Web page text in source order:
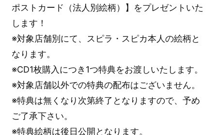
ポストカード（法人別絵柄）】をプレゼントいた
します！
※対象店舗別にて、スピラ・スピカ本人の絵柄と
なります。
※CD1枚購入につき1つ特典をお渡しいたします。
※対象店舗以外での特典の配布はございません。
※特典は無くなり次第終了となりますので、予め
ご了承下さい。
※特典絵柄は後日公開となります。